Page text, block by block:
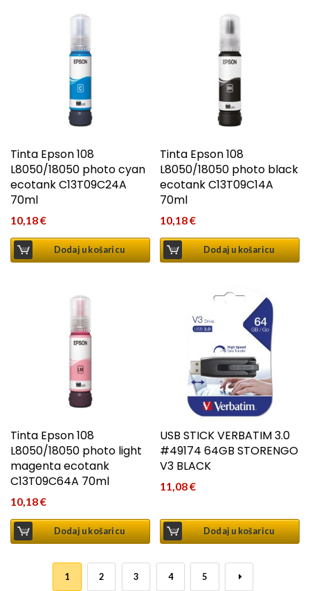
Tinta Epson 108
L8050/18050 photo cyan
ecotank C13T09C24A
70ml
10,18€
Dodaj u košaricu
Tinta Epson 108
L8050/18050 photo black
ecotank C13T09C14A
70ml
10,18€
Dodaj u košaricu
Tinta Epson 108
L8050/18050 photo light
magenta ecotank
C13T09C64A 70ml
10,18€
Dodaj u košaricu
USB STICK VERBATIM 3.0
#49174 64GB STORENGO
V3 BLACK
11,08€
Dodaj u košaricu
1 2 3 4 5 →